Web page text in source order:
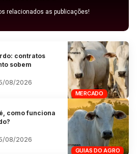
relacionados as publicações!
MERCADO
contratos
sobem
08/2026
GUIAS DO AGRO
como funciona
08/2026